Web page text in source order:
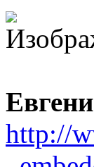
http://